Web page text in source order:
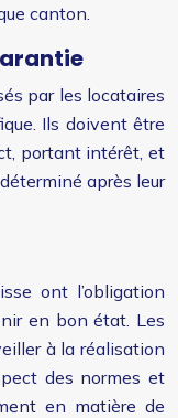
canton.
par les locataires
Ils doivent être
portant intérêt, et
après leur
ont l’obligation
en bon état. Les
à la réalisation
des normes et
en matière de